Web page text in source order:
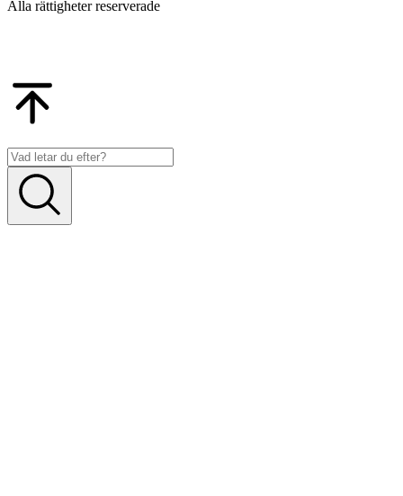
Alla rättigheter reserverade